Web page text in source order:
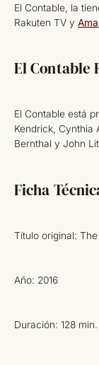
El Contable, la
Rakuten TV y
El Contable
El Contable está
Kendrick, Cynthia
Bernthal y John
Ficha
Título original:
Año: 2016
Duración: 128 min.